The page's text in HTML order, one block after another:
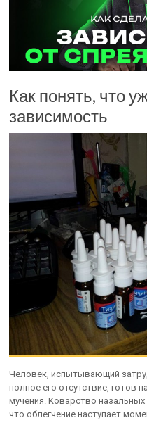
Как понять, что
зависимость
Человек, испытывающий
полное его отсутствие, готов
мучения. Коварство
что облегчение наступает